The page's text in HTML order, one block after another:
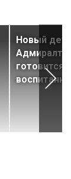
Новый
готовится